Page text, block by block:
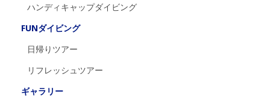
ハンディキャップダイビング
FUNダイビング
日帰りツアー
リフレッシュツアー
ギャラリー